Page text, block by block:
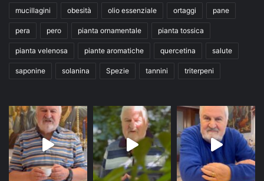
mucillagini obesità olio essenziale ortaggi pane
pera pero pianta ornamentale pianta tossica
pianta velenosa piante aromatiche quercetina salute
saponine solanina Spezie tannini triterpeni